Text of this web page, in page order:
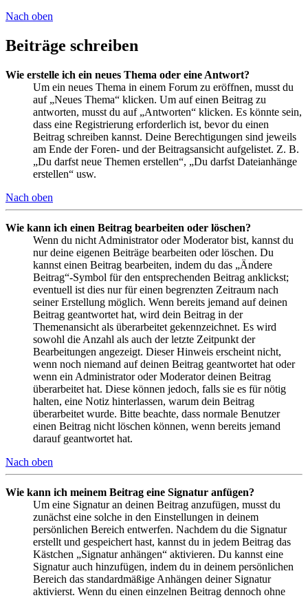
Nach oben
Beiträge schreiben
Wie erstelle ich ein neues Thema oder eine Antwort?
Um ein neues Thema in einem Forum zu eröffnen, musst du
auf „Neues Thema“ klicken. Um auf einen Beitrag zu
antworten, musst du auf „Antworten“ klicken. Es könnte sein,
dass eine Registrierung erforderlich ist, bevor du einen
Beitrag schreiben kannst. Deine Berechtigungen sind jeweils
am Ende der Foren- und der Beitragsansicht aufgelistet. Z. B.
„Du darfst neue Themen erstellen“, „Du darfst Dateianhänge
erstellen“ usw.
Nach oben
Wie kann ich einen Beitrag bearbeiten oder löschen?
Wenn du nicht Administrator oder Moderator bist, kannst du
nur deine eigenen Beiträge bearbeiten oder löschen. Du
kannst einen Beitrag bearbeiten, indem du das „Ändere
Beitrag“-Symbol für den entsprechenden Beitrag anklickst;
eventuell ist dies nur für einen begrenzten Zeitraum nach
seiner Erstellung möglich. Wenn bereits jemand auf deinen
Beitrag geantwortet hat, wird dein Beitrag in der
Themenansicht als überarbeitet gekennzeichnet. Es wird
sowohl die Anzahl als auch der letzte Zeitpunkt der
Bearbeitungen angezeigt. Dieser Hinweis erscheint nicht,
wenn noch niemand auf deinen Beitrag geantwortet hat oder
wenn ein Administrator oder Moderator deinen Beitrag
überarbeitet hat. Diese können jedoch, falls sie es für nötig
halten, eine Notiz hinterlassen, warum dein Beitrag
überarbeitet wurde. Bitte beachte, dass normale Benutzer
einen Beitrag nicht löschen können, wenn bereits jemand
darauf geantwortet hat.
Nach oben
Wie kann ich meinem Beitrag eine Signatur anfügen?
Um eine Signatur an deinen Beitrag anzufügen, musst du
zunächst eine solche in den Einstellungen in deinem
persönlichen Bereich entwerfen. Nachdem du die Signatur
erstellt und gespeichert hast, kannst du in jedem Beitrag das
Kästchen „Signatur anhängen“ aktivieren. Du kannst eine
Signatur auch hinzufügen, indem du in deinem persönlichen
Bereich das standardmäßige Anhängen deiner Signatur
aktivierst. Wenn du einen einzelnen Beitrag dennoch ohne